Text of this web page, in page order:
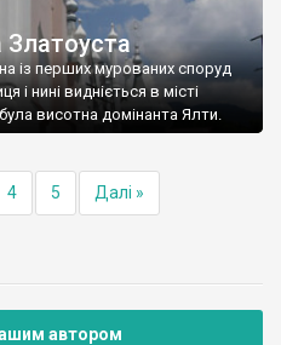
Златоуста
із перших мурованих споруд
і нині видніється в місті
висотна домінанта Ялти.
4 5 Далі »
автором